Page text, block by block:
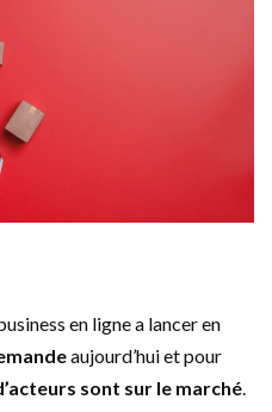
en ligne a lancer en
aujourd’hui et pour
sont sur le marché.